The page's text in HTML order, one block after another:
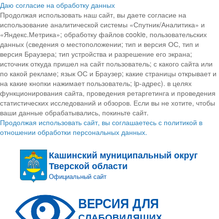
Даю согласие на обработку данных
Продолжая использовать наш сайт, вы даете согласие на
использование аналитической системы «Спутник/Аналитика» и
«Яндекс.Метрика»; обработку файлов cookie, пользовательских
данных (сведения о местоположении; тип и версия ОС, тип и
версия Браузера; тип устройства и разрешение его экрана;
источник откуда пришел на сайт пользователь; с какого сайта или
по какой рекламе; язык ОС и Браузер; какие страницы открывает и
на какие кнопки нажимает пользователь; ip-адрес). в целях
функционирования сайта, проведения ретаргетинга и проведения
статистических исследований и обзоров. Если вы не хотите, чтобы
ваши данные обрабатывались, покиньте сайт.
Продолжая использовать сайт, вы соглашаетесь с политикой в
отношении обработки персональных данных.